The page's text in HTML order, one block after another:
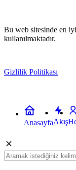
Bu web sitesinde en
kullanılmaktadır.
Gizlilik Politikası
AnasayfaAkış